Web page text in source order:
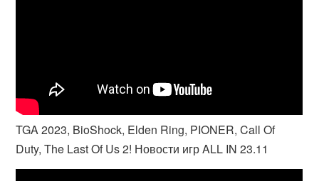
TGA 2023, BioShock, Elden Ring, PIONER, Call Of
Duty, The Last Of Us 2! Новости игр ALL IN 23.11